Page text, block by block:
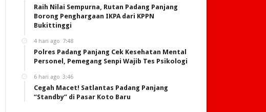
Raih Nilai Sempurna, Rutan Padang Panjang
Borong Penghargaan IKPA dari KPPN
Bukittinggi
4 hari ago 7:48
Polres Padang Panjang Cek Kesehatan Mental
Personel, Pemegang Senpi Wajib Tes Psikologi
6 hari ago 3:46
Cegah Macet! Satlantas Padang Panjang
“Standby” di Pasar Koto Baru